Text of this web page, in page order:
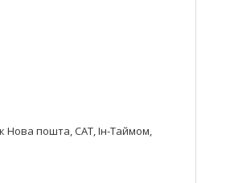
Нова пошта, САТ, Ін-Таймом,